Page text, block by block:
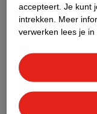
Over Kruidvat
accepteert. Je kunt
intrekken.
Meer
verwerken lees je in